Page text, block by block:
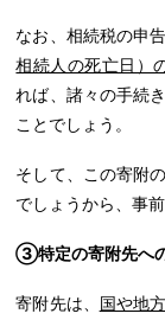
なお、相続税の申告
相続人の死亡日）
れば、諸々の手続
ことでしょう。
そして、この寄附
でしょうから、事
③特定の寄附先へ
寄附先は、 国や地